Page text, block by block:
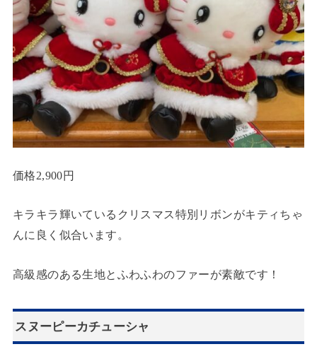
価格2,900円
キラキラ輝いているクリスマス特別リボンがキティちゃ
んに良く似合います。
高級感のある生地とふわふわのファーが素敵です！
スヌーピーカチューシャ